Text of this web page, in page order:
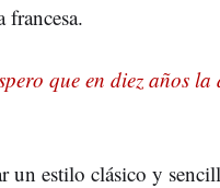
francesa.
que en diez años
un estilo clásico y